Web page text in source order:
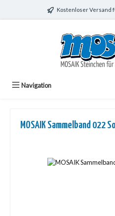
Zum Hauptinhalt springenKostenloser Versand
Navigation
MOSAIK Sammelband 022
Bildergalerie überspringen